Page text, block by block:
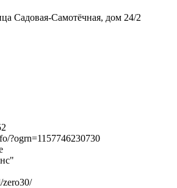
Садовая-Самотёчная, дом 24/2
?ogrn=1157746230730
zero30/